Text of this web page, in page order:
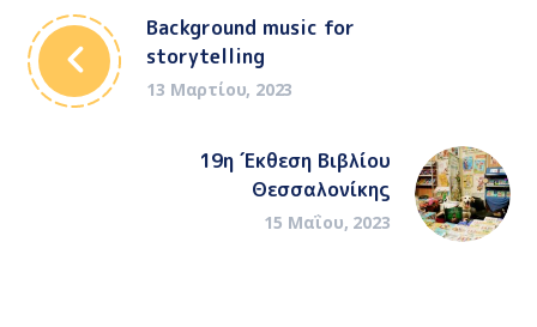
Background music for
storytelling
13 Μαρτίου, 2023
19η Έκθεση Βιβλίου
Θεσσαλονίκης
15 Μαΐου, 2023